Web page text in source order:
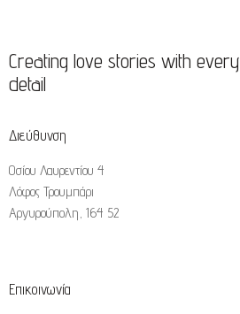
Creating love stories with every
detail
Διεύθυνση
Οσίου Λαυρεντίου 4
Λόφος Τρουμπάρι
Αργυρούπολη, 164 52
Επικοινωνία